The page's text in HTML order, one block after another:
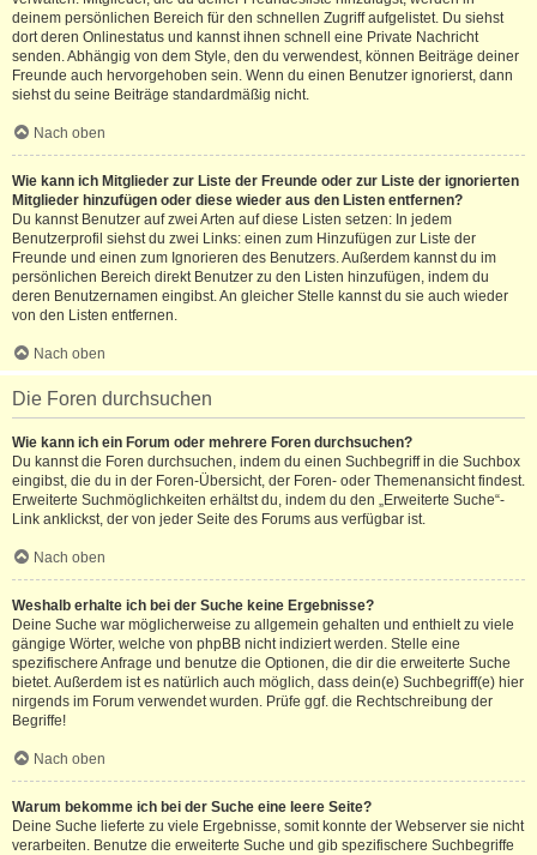
deinem persönlichen Bereich für den schnellen Zugriff aufgelistet. Du siehst
dort deren Onlinestatus und kannst ihnen schnell eine Private Nachricht
senden. Abhängig von dem Style, den du verwendest, können Beiträge deiner
Freunde auch hervorgehoben sein. Wenn du einen Benutzer ignorierst, dann
siehst du seine Beiträge standardmäßig nicht.
Nach oben
Wie kann ich Mitglieder zur Liste der Freunde oder zur Liste der ignorierten
Mitglieder hinzufügen oder diese wieder aus den Listen entfernen?
Du kannst Benutzer auf zwei Arten auf diese Listen setzen: In jedem
Benutzerprofil siehst du zwei Links: einen zum Hinzufügen zur Liste der
Freunde und einen zum Ignorieren des Benutzers. Außerdem kannst du im
persönlichen Bereich direkt Benutzer zu den Listen hinzufügen, indem du
deren Benutzernamen eingibst. An gleicher Stelle kannst du sie auch wieder
von den Listen entfernen.
Nach oben
Die Foren durchsuchen
Wie kann ich ein Forum oder mehrere Foren durchsuchen?
Du kannst die Foren durchsuchen, indem du einen Suchbegriff in die Suchbox
eingibst, die du in der Foren-Übersicht, der Foren- oder Themenansicht findest.
Erweiterte Suchmöglichkeiten erhältst du, indem du den „Erweiterte Suche“-
Link anklickst, der von jeder Seite des Forums aus verfügbar ist.
Nach oben
Weshalb erhalte ich bei der Suche keine Ergebnisse?
Deine Suche war möglicherweise zu allgemein gehalten und enthielt zu viele
gängige Wörter, welche von phpBB nicht indiziert werden. Stelle eine
spezifischere Anfrage und benutze die Optionen, die dir die erweiterte Suche
bietet. Außerdem ist es natürlich auch möglich, dass dein(e) Suchbegriff(e) hier
nirgends im Forum verwendet wurden. Prüfe ggf. die Rechtschreibung der
Begriffe!
Nach oben
Warum bekomme ich bei der Suche eine leere Seite?
Deine Suche lieferte zu viele Ergebnisse, somit konnte der Webserver sie nicht
verarbeiten. Benutze die erweiterte Suche und gib spezifischere Suchbegriffe